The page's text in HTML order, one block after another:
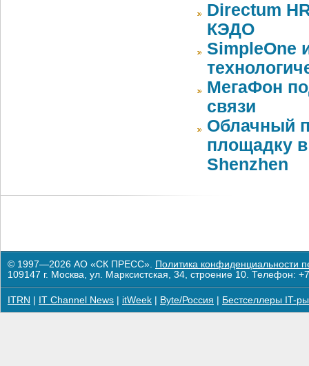
Directum
КЭДО
SimpleOne
МегаФон
связи
Облачный
площадку в
Shenzhen
© 1997—2026 АО «СК ПРЕСС». Политика конфиденциальности
109147 г. Москва, ул. Марксистская, 34, строение 10. Телефон:
ITRN IT Channel News itWeek Byte/Россия Бестселлеры IT-